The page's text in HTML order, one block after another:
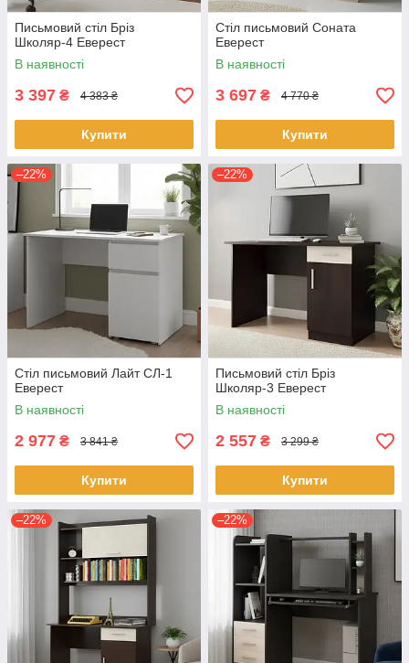
Письмовий стіл Бріз
Школяр-4 Еверест
В наявності
3 397 ₴ 4 383 ₴
Купити
Стіл письмовий Соната
Еверест
В наявності
3 697 ₴ 4 770 ₴
Купити
–22%
Стіл письмовий Лайт СЛ-1
Еверест
В наявності
2 977 ₴ 3 841 ₴
Купити
–22%
Письмовий стіл Бріз
Школяр-3 Еверест
В наявності
2 557 ₴ 3 299 ₴
Купити
–22% –22%